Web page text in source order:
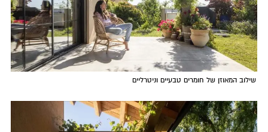
שילוב המאוזן של חומרים טבעיים וניטרליים